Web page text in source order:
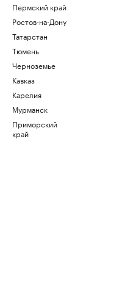
Пермский край
Ростов-на-Дону
Татарстан
Тюмень
Черноземье
Кавказ
Карелия
Мурманск
Приморский
край